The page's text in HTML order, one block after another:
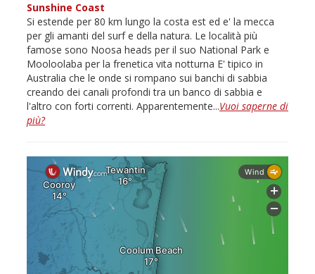
Sunshine Coast
Si estende per 80 km lungo la costa est ed e' la mecca
per gli amanti del surf e della natura. Le località più
famose sono Noosa heads per il suo National Park e
Mooloolaba per la frenetica vita notturna E' tipico in
Australia che le onde si rompano sui banchi di sabbia
creando dei canali profondi tra un banco di sabbia e
l'altro con forti correnti. Apparentemente...Vuoi saperne di
più?